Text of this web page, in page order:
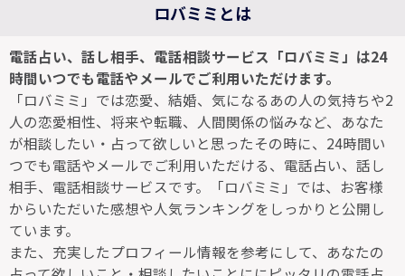
ロバミミとは
電話占い、話し相手、電話相談サービス「ロバミミ」は24
時間いつでも電話やメールでご利用いただけます。
「ロバミミ」では恋愛、結婚、気になるあの人の気持ちや2
人の恋愛相性、将来や転職、人間関係の悩みなど、あなた
が相談したい・占って欲しいと思ったその時に、24時間い
つでも電話やメールでご利用いただける、電話占い、話し
相手、電話相談サービスです。「ロバミミ」では、お客様
からいただいた感想や人気ランキングをしっかりと公開し
ています。
また、充実したプロフィール情報を参考にして、あなたの